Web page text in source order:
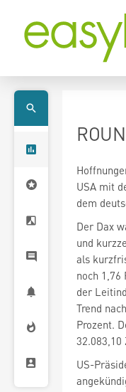
USA mit
dem
Der Dax
und
als
noch 1,76
der
Trend
Prozent.
32.083,10
US-